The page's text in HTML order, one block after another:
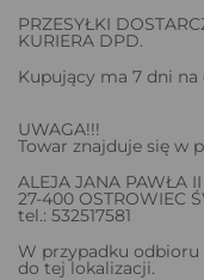
PRZESYŁKI
KURIERA DPD.
Kupujący ma 7 dni na
UWAGA!!!
Towar znajduje się w
ALEJA JANA PAWŁA II
27-400 OSTROWIEC
tel.: 532517581
W przypadku
do tej lokalizacji.